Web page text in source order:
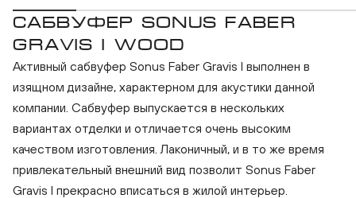
САБВУФЕР SONUS FABER
GRAVIS I WOOD
Активный сабвуфер Sonus Faber Gravis I выполнен в
изящном дизайне, характерном для акустики данной
компании. Сабвуфер выпускается в нескольких
вариантах отделки и отличается очень высоким
качеством изготовления. Лаконичный, и в то же время
привлекательный внешний вид позволит Sonus Faber
Gravis I прекрасно вписаться в жилой интерьер.